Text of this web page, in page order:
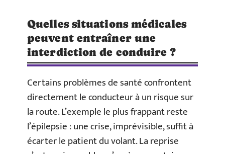
Quelles situations médicales
peuvent entraîner une
interdiction de conduire ?
Certains problèmes de santé confrontent
directement le conducteur à un risque sur
la route. L’exemple le plus frappant reste
l’épilepsie : une crise, imprévisible, suffit à
écarter le patient du volant. La reprise